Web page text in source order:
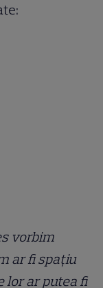
vorbim
ar fi spațiu
lor ar putea fi